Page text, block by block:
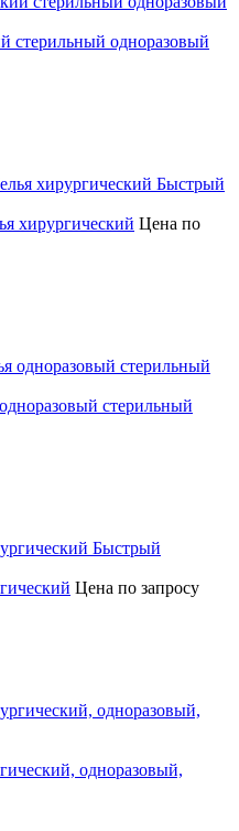
стерильный одноразовый
Быстрый
хирургический Цена по
стерильный
Быстрый
Цена по запросу
одноразовый,